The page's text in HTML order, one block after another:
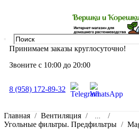
Принимаем заказы круглосуточно!
Звоните с 10:00 до 20:00
8 (958) 172-89-32
Главная Вентиляция ...
Угольные фильтры. Предфильтры